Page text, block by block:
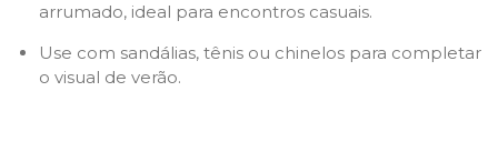
arrumado, ideal para encontros casuais.
Use com sandálias, tênis ou chinelos para completar
o visual de verão.